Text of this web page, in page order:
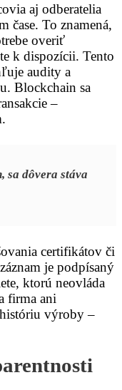
aj odberatelia
To znamená,
overiť
k dispozícii. Tento
audity a
Blockchain sa
–
sa dôvera stáva
certifikátov či
je podpísaný
ktorú neovláda
firma ani
výroby –